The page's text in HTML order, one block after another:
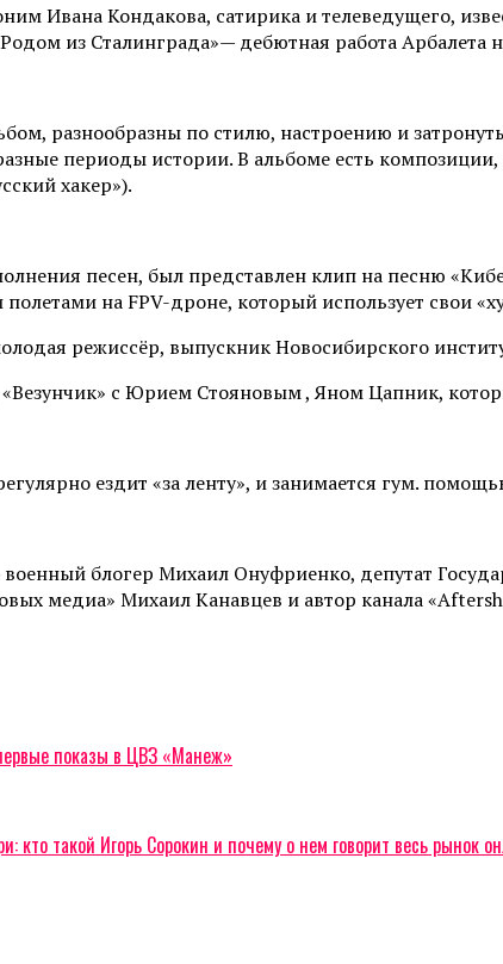
Ивана Кондакова, сатирика и телеведущего,
из Сталинграда»— дебютная работа Арбалета
разнообразны по стилю, настроению и
периоды истории. В альбоме есть
хакер»).
песен, был представлен клип на песню
на FPV-дроне, который использует свои
режиссёр, выпускник Новосибирского
с Юрием Стояновым , Яном Цапник,
ездит «за ленту», и занимается гум.
блогер Михаил Онуфриенко, депутат
медиа» Михаил Канавцев и автор канала
показы в ЦВЗ «Манеж»
такой Игорь Сорокин и почему о нем говорит весь рынок